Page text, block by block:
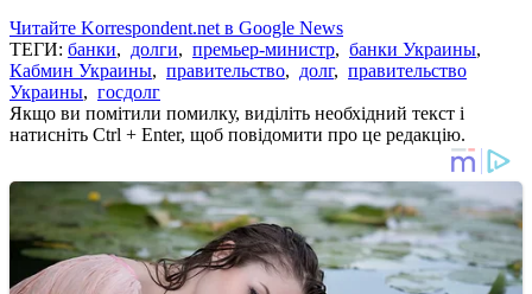
Читайте Korrespondent.net в Google News
ТЕГИ: банки, долги, премьер-министр, банки Украины,
Кабмин Украины, правительство, долг, правительство
Украины, госдолг
Якщо ви помітили помилку, виділіть необхідний текст і
натисніть Ctrl + Enter, щоб повідомити про це редакцію.